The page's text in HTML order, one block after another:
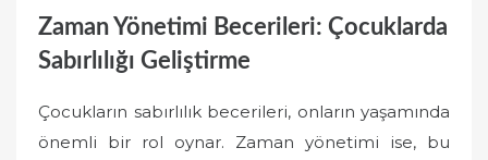
Zaman Yönetimi Becerileri: Çocuklarda
Sabırlılığı Geliştirme
Çocukların sabırlılık becerileri, onların yaşamında
önemli bir rol oynar. Zaman yönetimi ise, bu